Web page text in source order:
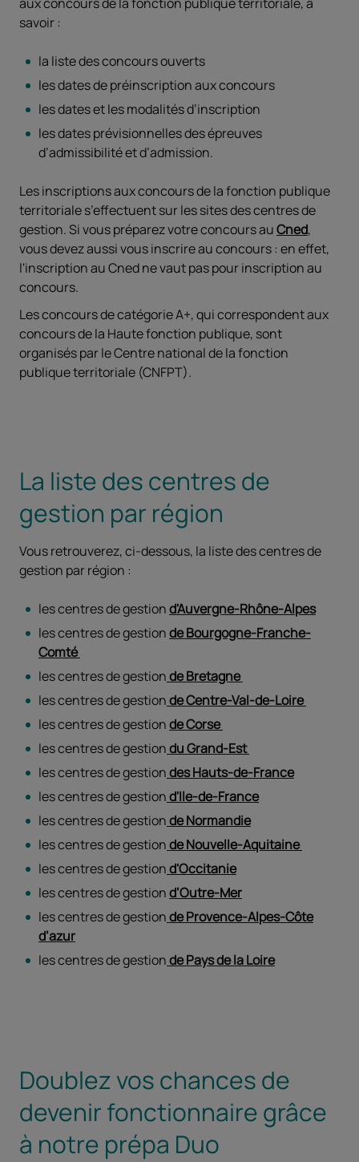
aux concours de la fonction publique territoriale, à
savoir :
la liste des concours ouverts
les dates de préinscription aux concours
les dates et les modalités d’inscription
les dates prévisionnelles des épreuves
d’admissibilité et d’admission.
Les inscriptions aux concours de la fonction publique
territoriale s’effectuent sur les sites des centres de
gestion. Si vous préparez votre concours auCned,
vous devez aussi vous inscrire au concours : en effet,
l'inscription au Cned ne vaut pas pour inscription au
concours.
Les concours de catégorie A+, qui correspondent aux
concours de la Haute fonction publique, sont
organisés par leCentre national de la fonction
publique territoriale (CNFPT).
La liste des centres de
gestion par région
Vous retrouverez, ci-dessous, la liste des centres de
gestion par région :
les centres de gestiond'Auvergne-Rhône-Alpes
les centres de gestionde Bourgogne-Franche-
Comté
les centres de gestionde Bretagne
les centres de gestionde Centre-Val-de-Loire
les centres de gestionde Corse
les centres de gestiondu Grand-Est
les centres de gestiondes Hauts-de-France
les centres de gestiond'Ile-de-France
les centres de gestionde Normandie
les centres de gestionde Nouvelle-Aquitaine
les centres de gestiond'Occitanie
les centres de gestiond’Outre-Mer
les centres de gestionde Provence-Alpes-Côte
d’azur
les centres de gestionde Pays de la Loire
Doublez vos chances de
devenir fonctionnaire grâce
à notre prépa Duo